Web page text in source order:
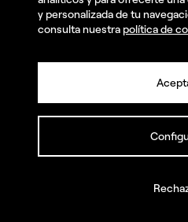
Instagram
Facebook
© summa.es Todos los derechos
y personalizada de tu
consulta nuestra política de